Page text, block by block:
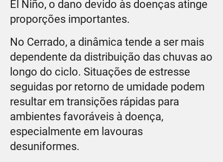
El Niño, o dano devido às doenças atinge
proporções importantes.
No Cerrado, a dinâmica tende a ser mais
dependente da distribuição das chuvas ao
longo do ciclo. Situações de estresse
seguidas por retorno de umidade podem
resultar em transições rápidas para
ambientes favoráveis à doença,
especialmente em lavouras
desuniformes.